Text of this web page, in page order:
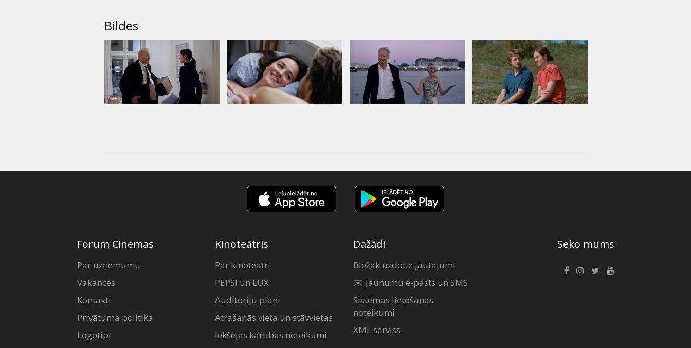
Bildes
Forum Cinemas
Par uzņēmumu
Vakances
Kontakti
Privātuma politika
Logotipi
Kinoteātris
Par kinoteātri
PEPSI un LUX
Auditoriju plāni
Atrašanās vieta un stāvvietas
Iekšējās kārtības noteikumi
Dažādi
Biežāk uzdotie jautājumi
✉️ Jaunumu e-pasts un SMS
Sistēmas lietošanas
noteikumi
XML serviss
Seko mums